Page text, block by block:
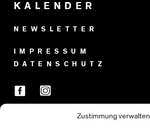
Zustimmung verwalten
KALENDER
NEWSLETTER
IMPRESSUM
DATENSCHUTZ